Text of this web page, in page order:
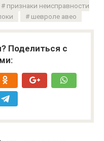
признаки неисправности
шевроле авео
Поделиться с